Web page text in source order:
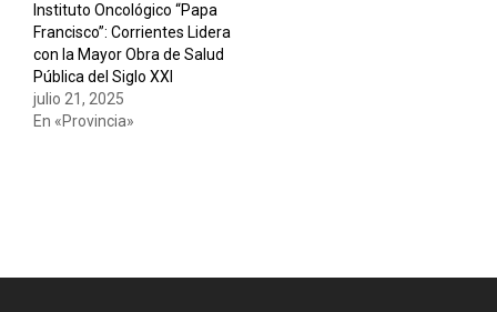
Instituto Oncológico “Papa
Francisco”: Corrientes Lidera
con la Mayor Obra de Salud
Pública del Siglo XXI
julio 21, 2025
En «Provincia»